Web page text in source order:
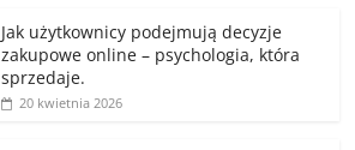
Jak użytkownicy podejmują decyzje
zakupowe online – psychologia, która
sprzedaje.
20 kwietnia 2026